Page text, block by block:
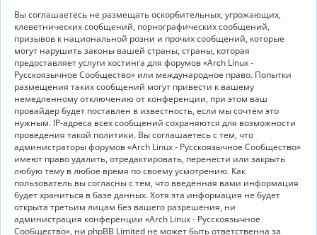
Вы соглашаетесь не размещать оскорбительных, угрожающих,
клеветнических сообщений, порнографических сообщений,
призывов к национальной розни и прочих сообщений, которые
могут нарушить законы вашей страны, страны, которая
предоставляет услуги хостинга для форумов «Arch Linux -
Русскоязычное Сообщество» или международное право. Попытки
размещения таких сообщений могут привести к вашему
немедленному отключению от конференции, при этом ваш
провайдер будет поставлен в известность, если мы сочтём это
нужным. IP-адреса всех сообщений сохраняются для возможности
проведения такой политики. Вы соглашаетесь с тем, что
администраторы форумов «Arch Linux - Русскоязычное Сообщество»
имеют право удалить, отредактировать, перенести или закрыть
любую тему в любое время по своему усмотрению. Как
пользователь вы согласны с тем, что введённая вами информация
будет храниться в базе данных. Хотя эта информация не будет
открыта третьим лицам без вашего разрешения, ни
администрация конференции «Arch Linux - Русскоязычное
Сообщество», ни phpBB Limited не может быть ответственна за